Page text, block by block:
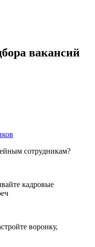
вакансий
сотрудникам?
кадровые
воронку,